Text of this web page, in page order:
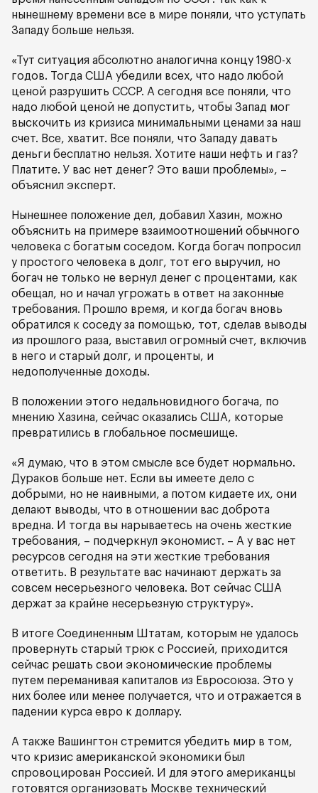
нынешнему времени все в мире поняли, что уступать
Западу больше нельзя.
«Тут ситуация абсолютно аналогична концу 1980-х
годов. Тогда США убедили всех, что надо любой
ценой разрушить СССР. А сегодня все поняли, что
надо любой ценой не допустить, чтобы Запад мог
выскочить из кризиса минимальными ценами за наш
счет. Все, хватит. Все поняли, что Западу давать
деньги бесплатно нельзя. Хотите наши нефть и газ?
Платите. У вас нет денег? Это ваши проблемы», –
объяснил эксперт.
Нынешнее положение дел, добавил Хазин, можно
объяснить на примере взаимоотношений обычного
человека с богатым соседом. Когда богач попросил
у простого человека в долг, тот его выручил, но
богач не только не вернул денег с процентами, как
обещал, но и начал угрожать в ответ на законные
требования. Прошло время, и когда богач вновь
обратился к соседу за помощью, тот, сделав выводы
из прошлого раза, выставил огромный счет, включив
в него и старый долг, и проценты, и
недополученные доходы.
В положении этого недальновидного богача, по
мнению Хазина, сейчас оказались США, которые
превратились в глобальное посмешище.
«Я думаю, что в этом смысле все будет нормально.
Дураков больше нет. Если вы имеете дело с
добрыми, но не наивными, а потом кидаете их, они
делают выводы, что в отношении вас доброта
вредна. И тогда вы нарываетесь на очень жесткие
требования, – подчеркнул экономист. – А у вас нет
ресурсов сегодня на эти жесткие требования
ответить. В результате вас начинают держать за
совсем несерьезного человека. Вот сейчас США
держат за крайне несерьезную структуру».
В итоге Соединенным Штатам, которым не удалось
провернуть старый трюк с Россией, приходится
сейчас решать свои экономические проблемы
путем переманивая капиталов из Евросоюза. Это у
них более или менее получается, что и отражается в
падении курса евро к доллару.
А также Вашингтон стремится убедить мир в том,
что кризис американской экономики был
спровоцирован Россией. И для этого американцы
готовятся организовать Москве технический